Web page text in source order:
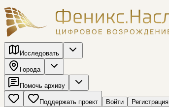
Исследовать
Города
Помочь архиву
Поддержать проект Войти Регистрация